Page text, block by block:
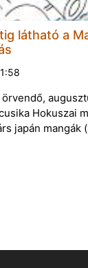
látható a
Hokuszai
japán mangák